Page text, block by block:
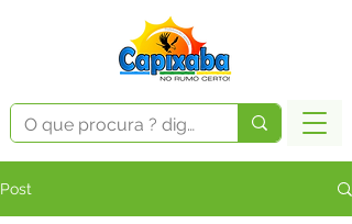
Post